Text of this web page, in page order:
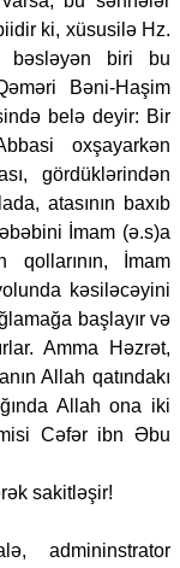
ki, xüsusilə Hz.
bəsləyən biri bu
Bəni-Haşim
belə deyir: Bir
oxşayarkən
gördüklərindən
atasının baxıb
İmam (ə.s)a
qollarının, İmam
kəsiləcəyini
başlayır və
Amma Həzrət,
Allah qatındakı
Allah ona iki
Cəfər ibn Əbu
sakitləşir!
admininstrator